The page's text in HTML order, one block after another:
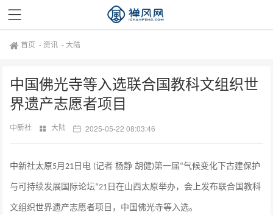
首页 - 资讯 -大陆
中国佛光寺等入选联合国教科文组织世
界遗产志愿者项目
中新社 大陆 2025-05-22 08:03:46
中新社太原 5月 21 日电 (记者 杨静 胡健)第一届“气候变化下古建保护
与可持续发展国际论坛”21 日在山西太原举办，会上发布联合国教科
文组织世界遗产志愿者项目，中国佛光寺等入选。